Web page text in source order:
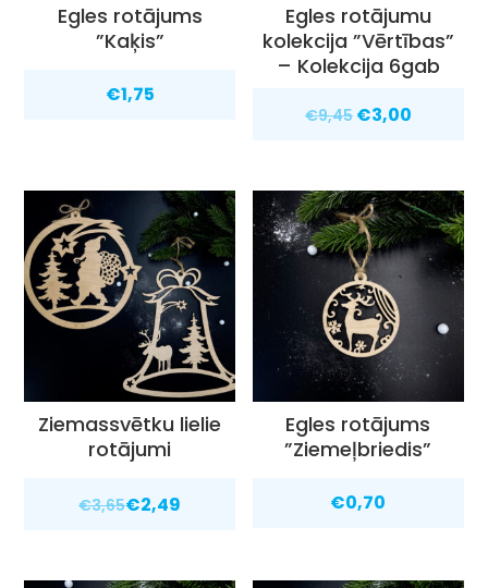
Egles rotājums
”Kaķis”
€1,75
Egles rotājumu
kolekcija ”Vērtības”
– Kolekcija 6gab
€9,45 Original
€9,45.
€3,00Current
€3,00.
Ziemassvētku lielie
rotājumi
€3,65€2,49
Egles rotājums
”Ziemeļbriedis”
€0,70